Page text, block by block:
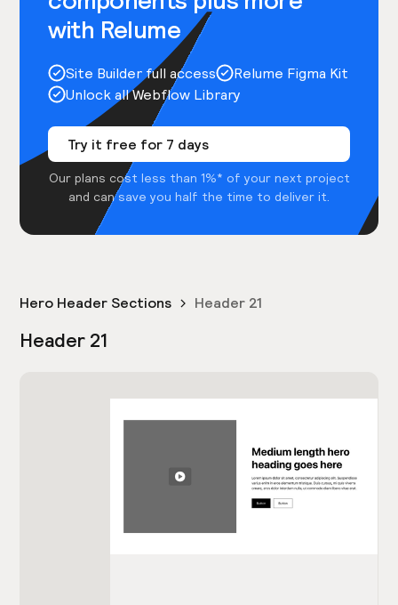
with Relume
Site Builder full access
Relume Figma Kit
Unlock all Webflow Library
Try it free for 7 days
Our plans cost less than 1%* of your next project
and can save you half the time to deliver it.
Hero Header Sections Header 21
Header 21